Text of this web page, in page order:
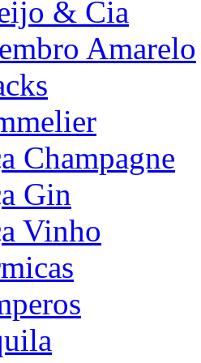
& Cia
Amarelo
Champagne
Gin
Vinho